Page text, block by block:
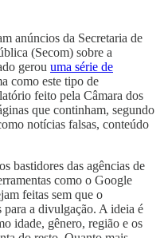
anúncios da Secretaria de
(Secom) sobre a
gerou uma série de
como este tipo de
feito pela Câmara dos
que continham, segundo
notícias falsas, conteúdo
bastidores das agências de
como o Google
feitas sem que o
para a divulgação. A ideia é
idade, gênero, região e os